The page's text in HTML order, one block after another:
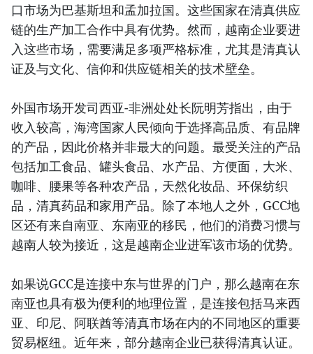
口市场为巴基斯坦和孟加拉国。这些国家在清真供应
链的生产加工合作中具有优势。然而，越南企业要进
入这些市场，需要满足多项严格标准，尤其是清真认
证及与文化、信仰和供应链相关的技术壁垒。
外国市场开发司西亚-非洲处处长阮明芳指出，由于
收入较高，海湾国家人民倾向于选择高品质、有品牌
的产品，因此价格并非最大的问题。最受关注的产品
包括加工食品、罐头食品、水产品、方便面，大米、
咖啡、腰果等各种农产品，天然化妆品、环保纺织
品，清真药品和家用产品。除了本地人之外，GCC地
区还有来自南亚、东南亚的移民，他们的消费习惯与
越南人较为接近，这是越南企业进军该市场的优势。
如果说GCC是连接中东与世界的门户，那么越南在东
南亚也具有极为便利的地理位置，是连接包括马来西
亚、印尼、阿联酋等清真市场在内的不同地区的重要
贸易枢纽。近年来，部分越南企业已获得清真认证。